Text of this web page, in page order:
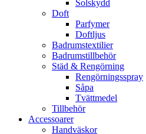
Solskydd
Doft
Parfymer
Doftljus
Badrumstextilier
Badrumstillbehör
Städ & Rengörning
Rengörningsspray
Såpa
Tvättmedel
Tillbehör
Accessoarer
Handväskor